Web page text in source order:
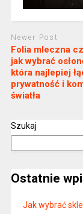
Newer Post
Folia mleczna
jak wybrać
która najlepiej
prywatność i
światła
Szukaj
Ostatnie
Jak wybrać